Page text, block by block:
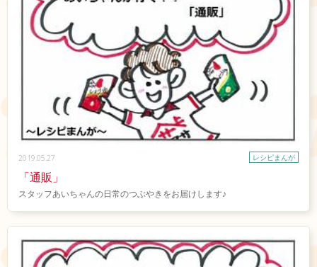
2019.05.27 レシピまんが
「通販」
スタッフあいちゃんの日常のつぶやきをお届けします♪